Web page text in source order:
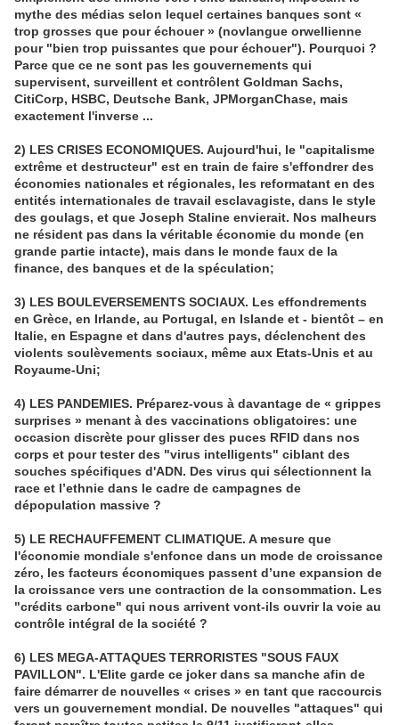
mythe des médias selon lequel certaines banques sont «
trop grosses que pour échouer » (novlangue orwellienne
pour "bien trop puissantes que pour échouer"). Pourquoi ?
Parce que ce ne sont pas les gouvernements qui
supervisent, surveillent et contrôlent Goldman Sachs,
CitiCorp, HSBC, Deutsche Bank, JPMorganChase, mais
exactement l'inverse ...
2) LES CRISES ECONOMIQUES. Aujourd'hui, le "capitalisme
extrême et destructeur" est en train de faire s'effondrer des
économies nationales et régionales, les reformatant en des
entités internationales de travail esclavagiste, dans le style
des goulags, et que Joseph Staline envierait. Nos malheurs
ne résident pas dans la véritable économie du monde (en
grande partie intacte), mais dans le monde faux de la
finance, des banques et de la spéculation;
3) LES BOULEVERSEMENTS SOCIAUX. Les effondrements
en Grèce, en Irlande, au Portugal, en Islande et - bientôt – en
Italie, en Espagne et dans d'autres pays, déclenchent des
violents soulèvements sociaux, même aux Etats-Unis et au
Royaume-Uni;
4) LES PANDEMIES. Préparez-vous à davantage de « grippes
surprises » menant à des vaccinations obligatoires: une
occasion discrète pour glisser des puces RFID dans nos
corps et pour tester des "virus intelligents" ciblant des
souches spécifiques d'ADN. Des virus qui sélectionnent la
race et l’ethnie dans le cadre de campagnes de
dépopulation massive ?
5) LE RECHAUFFEMENT CLIMATIQUE. A mesure que
l'économie mondiale s'enfonce dans un mode de croissance
zéro, les facteurs économiques passent d’une expansion de
la croissance vers une contraction de la consommation. Les
"crédits carbone" qui nous arrivent vont-ils ouvrir la voie au
contrôle intégral de la société ?
6) LES MEGA-ATTAQUES TERRORISTES "SOUS FAUX
PAVILLON". L'Elite garde ce joker dans sa manche afin de
faire démarrer de nouvelles « crises » en tant que raccourcis
vers un gouvernement mondial. De nouvelles "attaques" qui